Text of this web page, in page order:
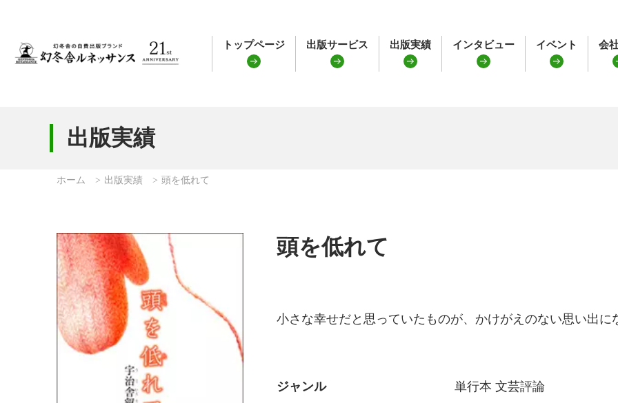
トップページ 出版サービス 出版実績 インタビュー イベント 会
出版実績
ホーム 出版実績 頭を低れて
頭を低れて
小さな幸せだと思っていたものが、かけがえのない思い出に
ジャンル 単行本 文芸評論